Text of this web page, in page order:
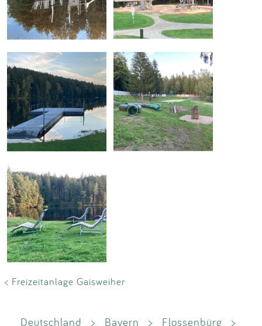
< Freizeitanlage Gaisweiher
Deutschland > Bayern > Flossenbürg >